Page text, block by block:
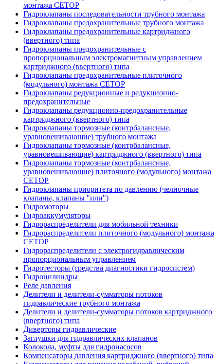
монтажа CETOP
Гидроклапаны последовательности трубного монтажа
Гидроклапаны предохранительные трубного монтажа
Гидроклапаны предохранительные картриджного
(ввертного) типа
Гидроклапаны предохранительные с
пропорциональным электромагнитным управлением
картриджного (ввертного) типа
Гидроклапаны предохранительные плиточного
(модульного) монтажа CETOP
Гидроклапаны редукционные и редукционно-
предохранительные
Гидроклапаны редукционно-предохранительные
картриджного (ввертного) типа
Гидроклапаны тормозные (контрбалансные,
уравновешивающие) трубного монтажа
Гидроклапаны тормозные (контрбалансные,
уравновешивающие) картриджного (ввертного) типа
Гидроклапаны тормозные (контрбалансные,
уравновешивающие) плиточного (модульного) монтажа
CETOP
Гидроклапаны приоритета по давлению (челночные
клапаны, клапаны "или")
Гидромоторы
Гидроаккумуляторы
Гидрораспределители для мобильной техники
Гидрораспределители плиточного (модульного) монтажа
СЕТОР
Гидрораспределители с электрогидравлическим
пропорциональным управлением
Гидротесторы (средства диагностики гидросистем)
Гидроцилиндры
Реле давления
Делители и делители-сумматоры потоков
гидравлические трубного монтажа
Делители и делители-сумматоры потоков картриджного
(ввертного) типа
Диверторы гидравлические
Заглушки для гидравлических клапанов
Колокола, муфты для гидронасосов
Компенсаторы давления картриджного (ввертного) типа